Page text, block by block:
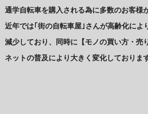
通学自転車を購入される為に多数のお客様
近年では｢街の自転車屋｣さんが高齢化によ
減少しており、同時に【モノの買い方・売
ネットの普及により大きく変化しておりま